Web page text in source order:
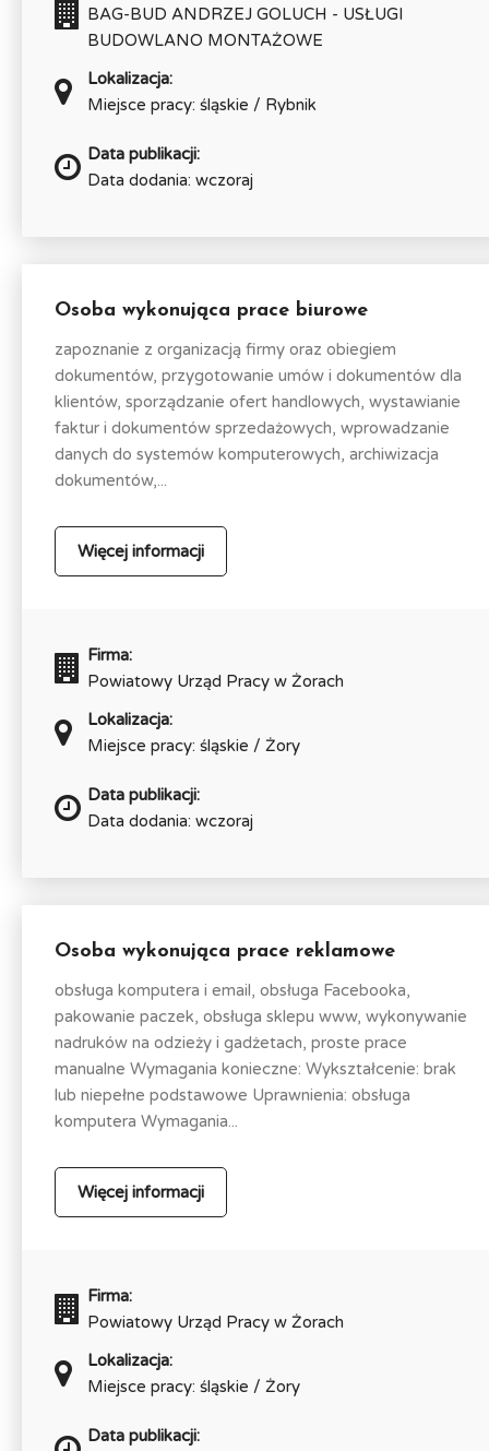
BAG-BUD ANDRZEJ GOLUCH - USŁUGI
BUDOWLANO MONTAŻOWE
Lokalizacja:
Miejsce pracy: śląskie / Rybnik
Data publikacji:
Data dodania: wczoraj
Osoba wykonująca prace biurowe
zapoznanie z organizacją firmy oraz obiegiem
dokumentów, przygotowanie umów i dokumentów dla
klientów, sporządzanie ofert handlowych, wystawianie
faktur i dokumentów sprzedażowych, wprowadzanie
danych do systemów komputerowych, archiwizacja
dokumentów,...
Więcej informacji
Firma:
Powiatowy Urząd Pracy w Żorach
Lokalizacja:
Miejsce pracy: śląskie / Żory
Data publikacji:
Data dodania: wczoraj
Osoba wykonująca prace reklamowe
obsługa komputera i email, obsługa Facebooka,
pakowanie paczek, obsługa sklepu www, wykonywanie
nadruków na odzieży i gadżetach, proste prace
manualne Wymagania konieczne: Wykształcenie: brak
lub niepełne podstawowe Uprawnienia: obsługa
komputera Wymagania...
Więcej informacji
Firma:
Powiatowy Urząd Pracy w Żorach
Lokalizacja:
Miejsce pracy: śląskie / Żory
Data publikacji: